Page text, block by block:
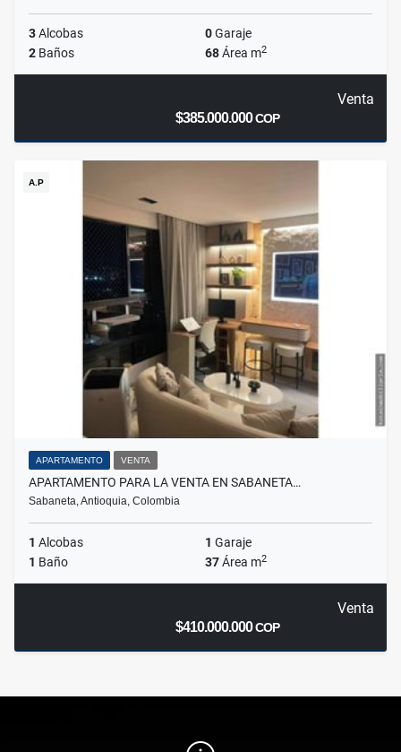
3Alcobas 0Garaje
2 Baños 68Área m2
Venta
$385.000.000COP
A.P
APARTAMENTO VENTA
APARTAMENTO PARA LA VENTA EN SABANETA…
Sabaneta, Antioquia, Colombia
1 Alcobas 1 Garaje
1 Baño 37Área m2
Venta
$410.000.000COP